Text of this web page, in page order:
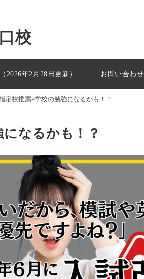
校
2026年2月28日更新） お問い合わせ
定校推薦≠学校の勉強になるかも！？
なるかも！？